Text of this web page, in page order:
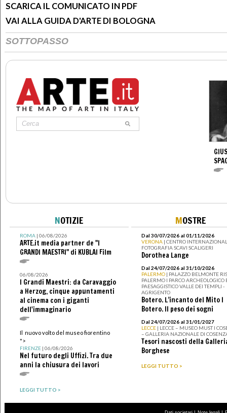
SCARICA IL COMUNICATO IN PDF
VAI ALLA GUIDA D'ARTE DI BOLOGNA
SOTTOPASSO
NOTIZIE
ROMA| 06/08/2026
ARTE.it media partner de "I
GRANDI MAESTRI" di KUBLAI Film
06/08/2026
I Grandi Maestri: da Caravaggio
a Herzog, cinque appuntamenti
al cinema con i giganti
dell'immaginario
Il nuovo volto del museo fiorentino
">
FIRENZE| 06/08/2026
Nel futuro degli Uffizi. Tra due
anni la chiusura dei lavori
LEGGI TUTTO >
MOSTRE
Dal 30/07/2026 al 01/11/2026
VERONA | CENTRO
FOTOGRAFIA SCAVI SCALIGERI
Dorothea Lange
Dal 24/07/2026 al 31/10/2026
PALERMO | PALAZZO BELMONTE
PALERMO I PARCO ARCHEOLOGICO
PAESAGGISTICO VALLE DEI TEMPLI -
AGRIGENTO
Botero. L’incanto del Mito I
Botero. Il peso dei sogni
Dal 24/07/2026 al 31/01/2027
LECCE | LECCE – MUSEO MUST I
– GALLERIA NAZIONALE DI
Tesori nascosti della
Borghese
LEGGI TUTTO >